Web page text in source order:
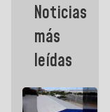
operaciones
Aeropuerto
Internacional
de
Noticias
más
leídas